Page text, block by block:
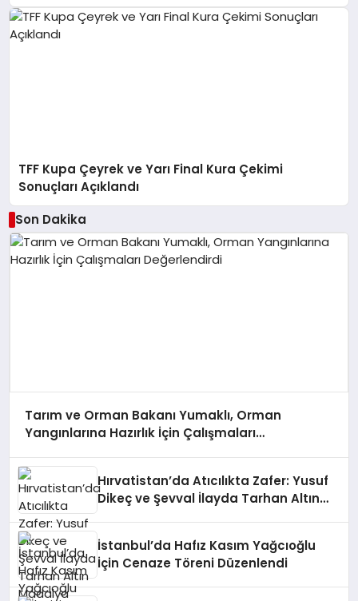
TFF Kupa Çeyrek ve Yarı Final Kura Çekimi
Sonuçları Açıklandı
Son Dakika
Tarım ve Orman Bakanı Yumaklı, Orman
Yangınlarına Hazırlık İçin Çalışmaları
Hırvatistan’da Atıcılıkta Zafer: Yusuf
Dikeç ve Şevval İlayda Tarhan Altın
İstanbul’da Hafız Kasım Yağcıoğlu
İçin Cenaze Töreni Düzenlendi